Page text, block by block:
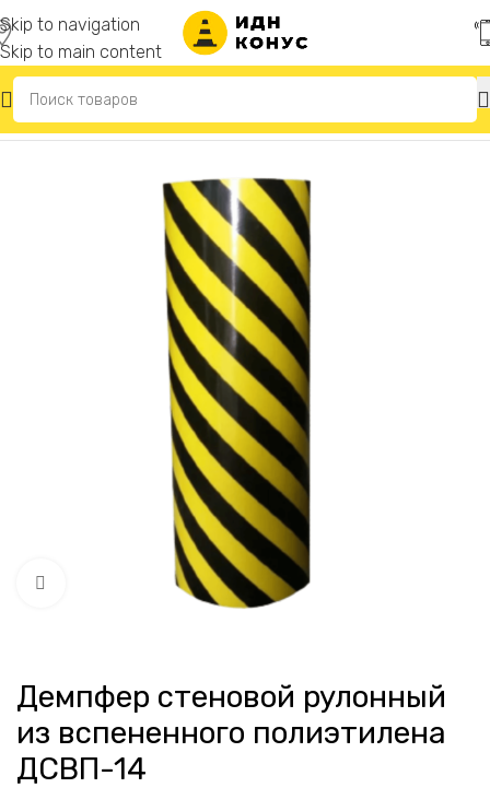
Skip to navigation
Skip to main content
Главная Резиновые отбойники для стен
Нажмите, чтобы увеличить
Демпфер стеновой рулонный
из вспененного полиэтилена
ДСВП-14